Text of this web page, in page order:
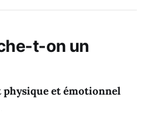
t-on un
physique et émotionnel